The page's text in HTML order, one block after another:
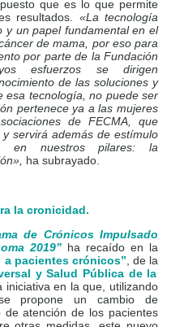
que es lo que permite
resultados. «La tecnología
y un papel fundamental en el
de mama, por eso para
por parte de la Fundación
esfuerzos se dirigen
de las soluciones y
esa tecnología, no puede ser
pertenece ya a las mujeres
de FECMA, que
servirá además de estímulo
en nuestros pilares: la
ha subrayado.
la cronicidad.
de Crónicos Impulsado
2019” ha recaído en la
a pacientes crónicos”, de la
y Salud Pública de la
iniciativa en la que, utilizando
propone un cambio de
atención de los pacientes